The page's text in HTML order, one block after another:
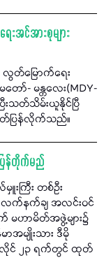
းအင်အားစုများ
လွတ်မြောက်ရေး
ာ်- မန္တလေး(MDY-
းသတ်သိမ်းယူနိုင်ပြီ
တ်ပြန်လိုက်သည်။
ပြန်တိုက်မည်
ကြီး တစ်ဦး
လက်နက်ချ အလင်းဝင်
ဟာမိတ်အဖွဲ့များ၌
အမျိုးသား ဒီမို
လိုင် ၂၃ ရက်တွင် ထုတ်